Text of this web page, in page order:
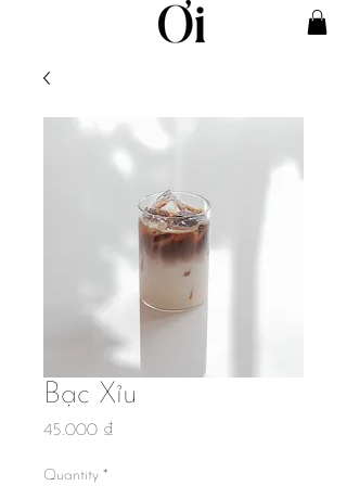
Bạc Xỉu
45.000 ₫
Quantity *